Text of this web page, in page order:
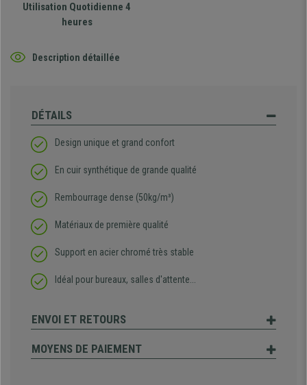
Utilisation Quotidienne 4
heures
Description détaillée
DÉTAILS
Design unique et grand confort
En cuir synthétique de grande qualité
Rembourrage dense (50kg/m³)
Matériaux de première qualité
Support en acier chromé très stable
Idéal pour bureaux, salles d'attente...
ENVOI ET RETOURS
MOYENS DE PAIEMENT